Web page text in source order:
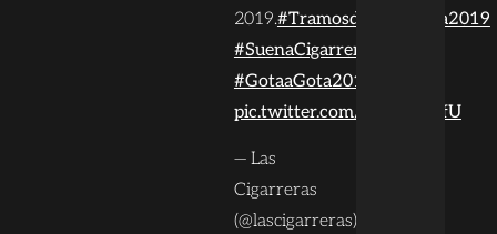
2019.#TramosdeCuaresma2019
#SuenaCigarreras
#GotaaGota2019
pic.twitter.com/Zajam6SBfU
— Las
Cigarreras
(@lascigarreras)